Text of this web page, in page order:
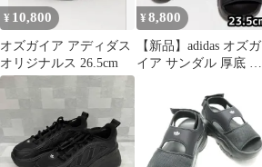
¥ 10,800
オズガイア アディダス
オリジナルス 26.5cm
¥8,800
【新品】adidas オズガ
イア サンダル 厚底 ブ